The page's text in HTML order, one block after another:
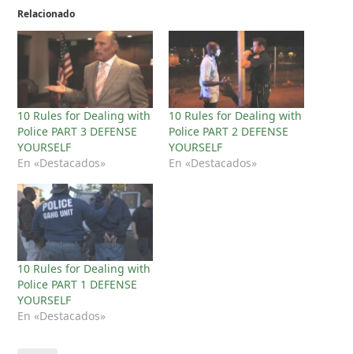
Relacionado
10 Rules for Dealing with
Police PART 3 DEFENSE
YOURSELF
En «Destacados»
10 Rules for Dealing with
Police PART 2 DEFENSE
YOURSELF
En «Destacados»
10 Rules for Dealing with
Police PART 1 DEFENSE
YOURSELF
En «Destacados»